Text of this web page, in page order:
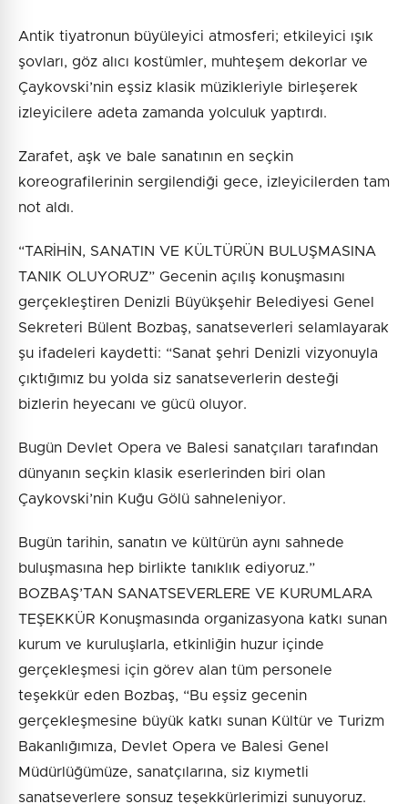
Antik tiyatronun büyüleyici atmosferi; etkileyici ışık
şovları, göz alıcı kostümler, muhteşem dekorlar ve
Çaykovski’nin eşsiz klasik müzikleriyle birleşerek
izleyicilere adeta zamanda yolculuk yaptırdı.
Zarafet, aşk ve bale sanatının en seçkin
koreografilerinin sergilendiği gece, izleyicilerden tam
not aldı.
“TARİHİN, SANATIN VE KÜLTÜRÜN BULUŞMASINA
TANIK OLUYORUZ” Gecenin açılış konuşmasını
gerçekleştiren Denizli Büyükşehir Belediyesi Genel
Sekreteri Bülent Bozbaş, sanatseverleri selamlayarak
şu ifadeleri kaydetti: “Sanat şehri Denizli vizyonuyla
çıktığımız bu yolda siz sanatseverlerin desteği
bizlerin heyecanı ve gücü oluyor.
Bugün Devlet Opera ve Balesi sanatçıları tarafından
dünyanın seçkin klasik eserlerinden biri olan
Çaykovski’nin Kuğu Gölü sahneleniyor.
Bugün tarihin, sanatın ve kültürün aynı sahnede
buluşmasına hep birlikte tanıklık ediyoruz.”
BOZBAŞ’TAN SANATSEVERLERE VE KURUMLARA
TEŞEKKÜR Konuşmasında organizasyona katkı sunan
kurum ve kuruluşlarla, etkinliğin huzur içinde
gerçekleşmesi için görev alan tüm personele
teşekkür eden Bozbaş, “Bu eşsiz gecenin
gerçekleşmesine büyük katkı sunan Kültür ve Turizm
Bakanlığımıza, Devlet Opera ve Balesi Genel
Müdürlüğümüze, sanatçılarına, siz kıymetli
sanatseverlere sonsuz teşekkürlerimizi sunuyoruz.